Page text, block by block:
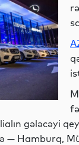
gələcəyi
— Hamburq,